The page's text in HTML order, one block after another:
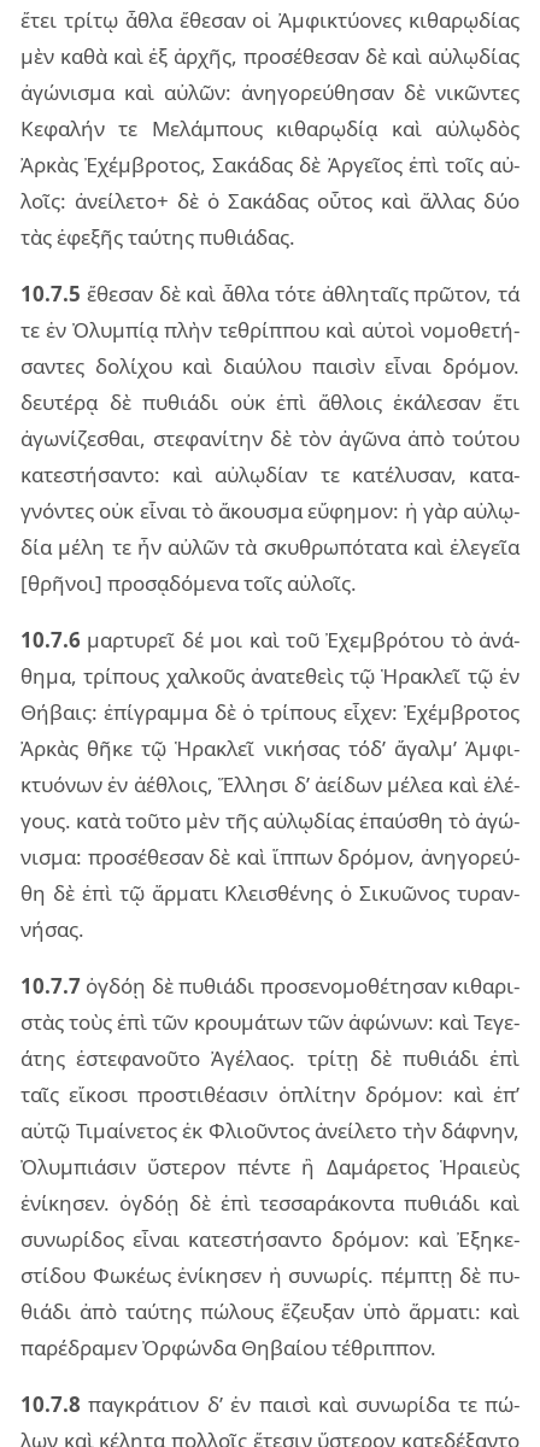
ἔτει τρί­τῳ ἆθλα ἔθε­σαν οἱ Ἀμφι­κτύ­ο­νες κι­θα­ρῳ­δί­ας
μὲν καθὰ καὶ ἐξ ἀρ­χῆς, προ­σέ­θε­σαν δὲ καὶ αὐ­λῳ­δί­ας
ἀγώ­νι­σμα καὶ αὐ­λῶν: ἀνη­γο­ρεύ­θη­σαν δὲ νι­κῶν­τες
Κεφα­λήν τε Μελάμ­πους κι­θα­ρῳ­δίᾳ καὶ αὐ­λῳ­δὸς
Ἀρκὰς Ἐχέμ­βρο­τος, Σακά­δας δὲ Ἀργεῖ­ος ἐπὶ τοῖς αὐ­
λοῖς: ἀνεί­λε­το+ δὲ ὁ Σακά­δας οὗ­τος καὶ ἄλ­λας δύο
τὰς ἐφε­ξῆς ταύ­της πυ­θιά­δας.
10.7.5 ἔθε­σαν δὲ καὶ ἆθλα τότε ἀθλη­ταῖς πρῶ­τον, τά
τε ἐν Ὀλυμ­πίᾳ πλὴν τε­θρίπ­που καὶ αὐ­τοὶ νο­μο­θε­τή­
σαν­τες δο­λί­χου καὶ διαύ­λου παι­σὶν εἶ­ναι δρό­μον.
δευ­τέ­ρᾳ δὲ πυ­θιά­δι οὐκ ἐπὶ ἄθλοις ἐκά­λε­σαν ἔτι
ἀγω­νί­ζε­σθαι, στε­φα­νί­την δὲ τὸν ἀγῶ­να ἀπὸ τού­του
κα­τε­στή­σαν­το: καὶ αὐ­λῳ­δί­αν τε κα­τέ­λυ­σαν, κα­τα­
γνόν­τες οὐκ εἶ­ναι τὸ ἄκου­σμα εὔ­φη­μον: ἡ γὰρ αὐ­λῳ­
δία μέλη τε ἦν αὐ­λῶν τὰ σκυ­θρω­πό­τα­τα καὶ ἐλε­γεῖα
[θρῆ­νοι] προ­σᾳ­δό­με­να τοῖς αὐ­λοῖς.
10.7.6 μαρ­τυ­ρεῖ δέ μοι καὶ τοῦ Ἐχεμ­βρό­του τὸ ἀνά­
θη­μα, τρί­πους χαλ­κοῦς ἀνα­τε­θεὶς τῷ Ἡρα­κλεῖ τῷ ἐν
Θήβαις: ἐπί­γραμ­μα δὲ ὁ τρί­πους εἶ­χεν: Ἐχέμ­βρο­τος
Ἀρκὰς θῆκε τῷ Ἡρα­κλεῖ νι­κή­σας τόδ’ ἄγαλ­μ’ Ἀμφι­
κτυό­νων ἐν ἀέ­θλοις, Ἕλλη­σι δ’ ἀεί­δων μέ­λεα καὶ ἐλέ­
γους. κατὰ τοῦ­το μὲν τῆς αὐ­λῳ­δί­ας ἐπαύ­σθη τὸ ἀγώ­
νι­σμα: προ­σέ­θε­σαν δὲ καὶ ἵπ­πων δρό­μον, ἀνη­γο­ρεύ­
θη δὲ ἐπὶ τῷ ἅρ­μα­τι Κλει­σθέ­νης ὁ Σικυῶ­νος τυ­ραν­
νή­σας.
10.7.7 ὀγδόῃ δὲ πυ­θιά­δι προ­σε­νο­μο­θέ­τη­σαν κι­θα­ρι­
στὰς τοὺς ἐπὶ τῶν κρου­μά­των τῶν ἀφώ­νων: καὶ Τεγε­
ά­της ἐστε­φα­νοῦ­το Ἀγέ­λα­ος. τρί­τῃ δὲ πυ­θιά­δι ἐπὶ
ταῖς εἴ­κο­σι προ­στι­θέ­α­σιν ὁπλί­την δρό­μον: καὶ ἐπ’
αὐτῷ Τιμαί­νε­τος ἐκ Φλιοῦν­τος ἀνεί­λε­το τὴν δάφ­νην,
Ὀλυμ­πιά­σιν ὕστε­ρον πέν­τε ἢ Δαμά­ρε­τος Ἡραιεὺς
ἐνί­κη­σεν. ὀγδόῃ δὲ ἐπὶ τεσ­σα­ρά­κον­τα πυ­θιά­δι καὶ
συ­νω­ρί­δος εἶ­ναι κα­τε­στή­σαν­το δρό­μον: καὶ Ἐξη­κε­
στί­δου Φωκέ­ως ἐνί­κη­σεν ἡ συ­νω­ρίς. πέμ­πτῃ δὲ πυ­
θιά­δι ἀπὸ ταύ­της πώ­λους ἔζευ­ξαν ὑπὸ ἅρ­μα­τι: καὶ
πα­ρέ­δρα­μεν Ὀρφών­δα Θηβαί­ου τέ­θριπ­πον.
10.7.8 παγ­κρά­τιον δ’ ἐν παι­σὶ καὶ συ­νω­ρί­δα τε πώ­
λων καὶ κέ­λη­τα πολ­λοῖς ἔτε­σιν ὕστε­ρον κα­τε­δέ­ξαν­το